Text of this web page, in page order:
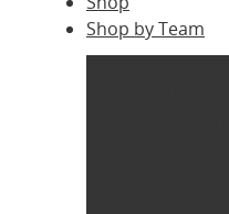
Shop by Team